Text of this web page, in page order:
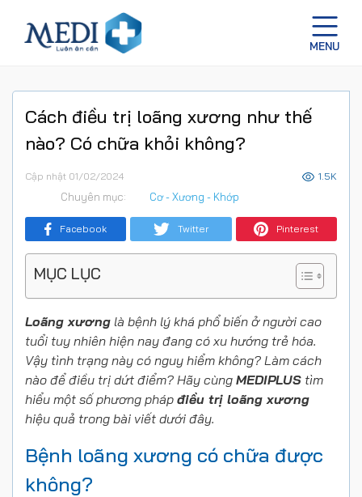
Cách điều trị loãng xương như thế
nào? Có chữa khỏi không?
Cập nhật 01/02/2024 1.5K
Chuyên mục: Cơ - Xương - Khớp
Facebook Twitter Pinterest
MỤC LỤC
Loãng xương là bệnh lý khá phổ biến ở người cao
tuổi tuy nhiên hiện nay đang có xu hướng trẻ hóa.
Vậy tình trạng này có nguy hiểm không? Làm cách
nào để điều trị dứt điểm? Hãy cùng MEDIPLUS tìm
hiểu một số phương pháp điều trị loãng xương
hiệu quả trong bài viết dưới đây.
Bệnh loãng xương có chữa được
không?